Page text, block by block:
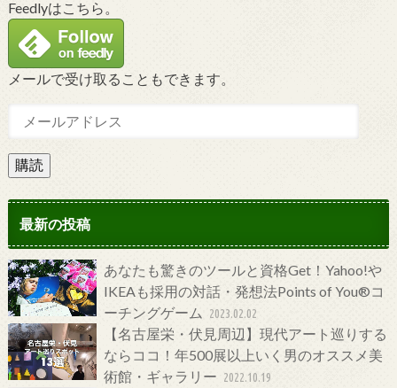
Feedlyはこちら。
メールで受け取ることもできます。
購読
最新の投稿
あなたも驚きのツールと資格Get！Yahoo!や
IKEAも採用の対話・発想法Points of You®コ
ーチングゲーム
2023.02.02
【名古屋栄・伏見周辺】現代アート巡りする
ならココ！年500展以上いく男のオススメ美
術館・ギャラリー 2022.10.19